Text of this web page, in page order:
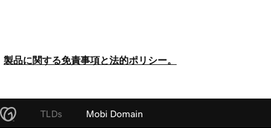
製品に関する免責事項と法的ポリシー。
TLDs Mobi Domain